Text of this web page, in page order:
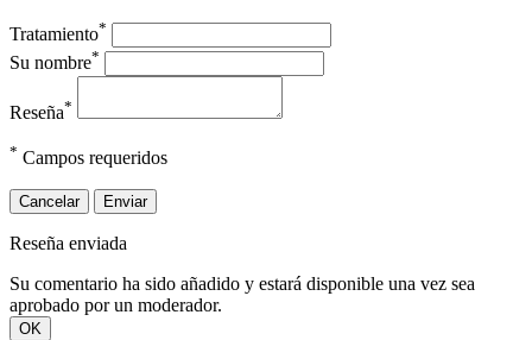
Tratamiento*
Su nombre*
Reseña*
* Campos requeridos
Cancelar Enviar
Reseña enviada
Su comentario ha sido añadido y estará disponible una vez sea
aprobado por un moderador.
OK